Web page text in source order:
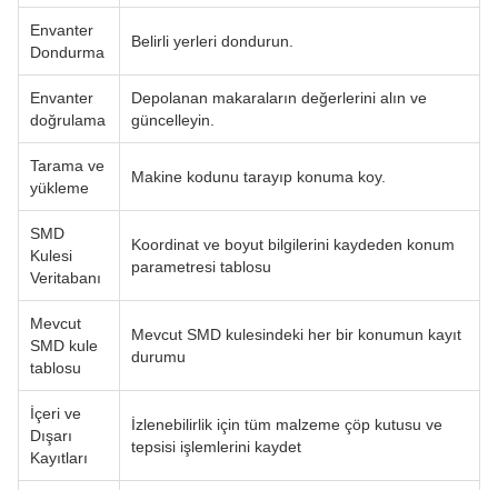
Envanter
Dondurma
Belirli yerleri dondurun.
Envanter
doğrulama
Depolanan makaraların değerlerini alın ve
güncelleyin.
Tarama ve
yükleme
Makine kodunu tarayıp konuma koy.
SMD
Kulesi
Veritabanı
Koordinat ve boyut bilgilerini kaydeden konum
parametresi tablosu
Mevcut
SMD kule
tablosu
Mevcut SMD kulesindeki her bir konumun kayıt
durumu
İçeri ve
Dışarı
Kayıtları
İzlenebilirlik için tüm malzeme çöp kutusu ve
tepsisi işlemlerini kaydet